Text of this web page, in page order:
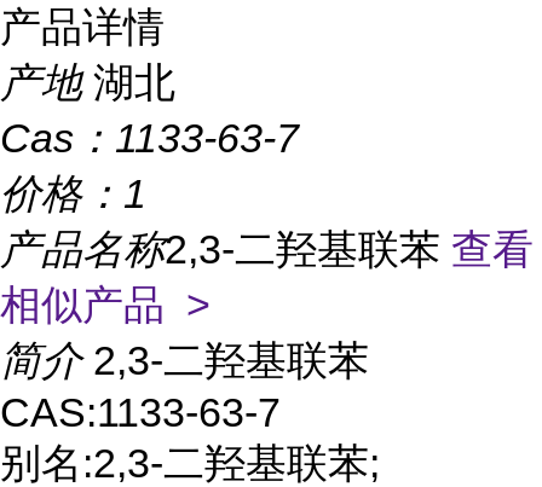
产品详情
产地 湖北
Cas： 1133-63-7
价格： 1
产品名称2,3-二羟基联苯 查看
相似产品 >
简介 2,3-二羟基联苯
CAS:1133-63-7
别名:2,3-二羟基联苯;